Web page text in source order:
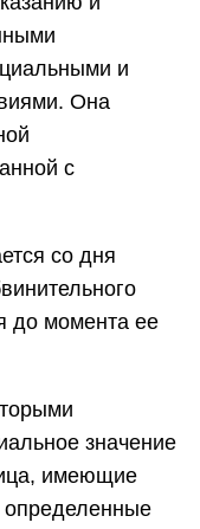
и
Она
с
со дня
до момента ее
значение
имеющие
определенные